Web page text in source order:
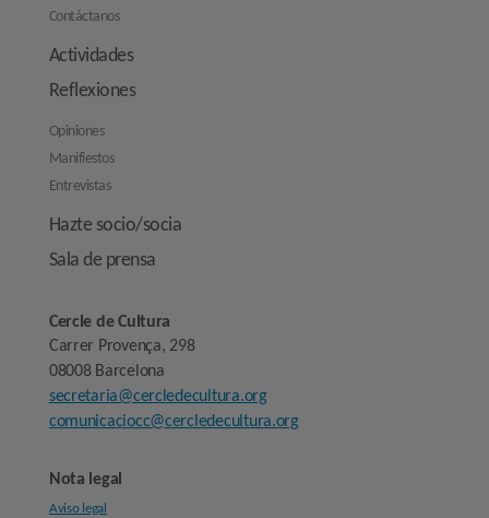
Contáctanos
Actividades
Reflexiones
Opiniones
Manifiestos
Entrevistas
Hazte socio/socia
Sala de prensa
Cercle de Cultura
Carrer Provença, 298
08008 Barcelona
secretaria@cercledecultura.org
comunicaciocc@cercledecultura.org
Nota legal
Aviso legal